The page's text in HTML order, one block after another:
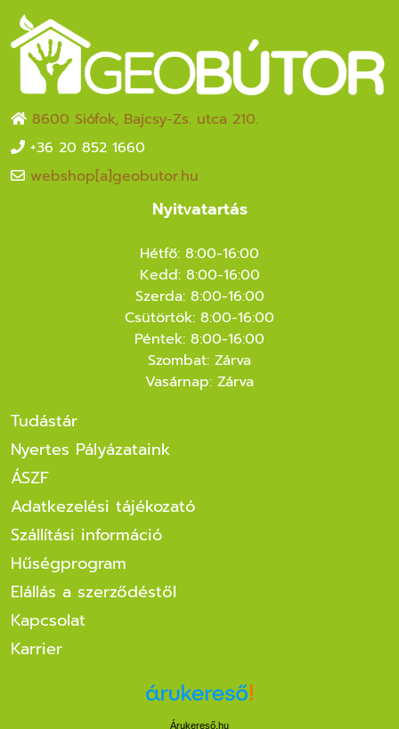
8600 Siófok, Bajcsy-Zs. utca 210.
+36 20 852 1660
webshop[a]geobutor.hu
Nyitvatartás
Hétfő: 8:00-16:00
Kedd: 8:00-16:00
Szerda: 8:00-16:00
Csütörtök: 8:00-16:00
Péntek: 8:00-16:00
Szombat: Zárva
Vasárnap: Zárva
Tudástár
Nyertes Pályázataink
ÁSZF
Adatkezelési tájékozató
Szállítási információ
Hűségprogram
Elállás a szerződéstől
Kapcsolat
Karrier
Árukereső.hu